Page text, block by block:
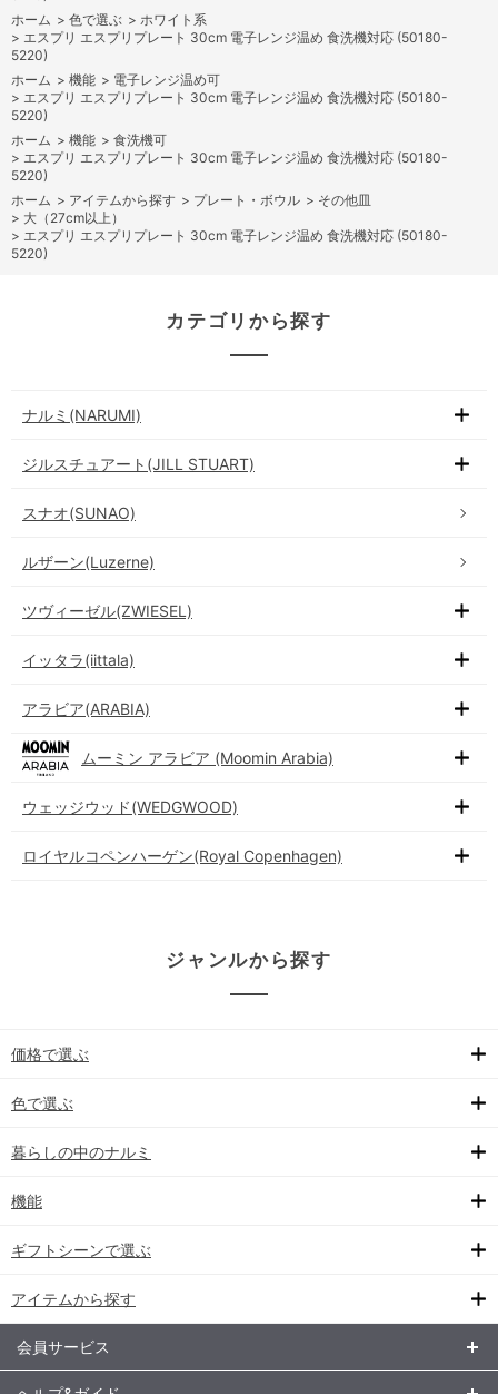
ホーム > 色で選ぶ > ホワイト系
> エスプリ エスプリプレート 30cm 電子レンジ温め 食洗機対応 (50180-
5220)
ホーム > 機能 > 電子レンジ温め可
> エスプリ エスプリプレート 30cm 電子レンジ温め 食洗機対応 (50180-
5220)
ホーム > 機能 > 食洗機可
> エスプリ エスプリプレート 30cm 電子レンジ温め 食洗機対応 (50180-
5220)
ホーム > アイテムから探す > プレート・ボウル > その他皿
> 大（27cm以上）
> エスプリ エスプリプレート 30cm 電子レンジ温め 食洗機対応 (50180-
5220)
カテゴリから探す
ナルミ(NARUMI)
ジルスチュアート(JILL STUART)
スナオ(SUNAO)
ルザーン(Luzerne)
ツヴィーゼル(ZWIESEL)
イッタラ(iittala)
アラビア(ARABIA)
ムーミン アラビア (Moomin Arabia)
ウェッジウッド(WEDGWOOD)
ロイヤルコペンハーゲン(Royal Copenhagen)
ジャンルから探す
価格で選ぶ
色で選ぶ
暮らしの中のナルミ
機能
ギフトシーンで選ぶ
アイテムから探す
会員サービス